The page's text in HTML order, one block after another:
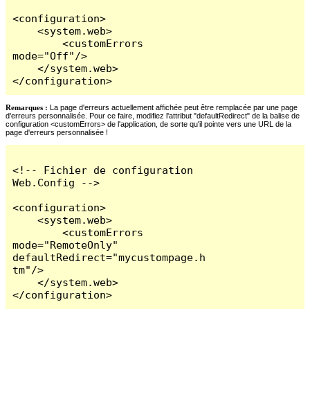
<configuration>
    <system.web>
        <customErrors
mode="Off"/>
    </system.web>
</configuration>
Remarques : La page d'erreurs actuellement affichée peut être remplacée par une page
d'erreurs personnalisée. Pour ce faire, modifiez l'attribut "defaultRedirect" de la balise de
configuration <customErrors> de l'application, de sorte qu'il pointe vers une URL de la
page d'erreurs personnalisée !
<!-- Fichier de configuration
Web.Config -->
<configuration>
    <system.web>
        <customErrors
mode="RemoteOnly"
defaultRedirect="mycustompage.h
tm"/>
    </system.web>
</configuration>